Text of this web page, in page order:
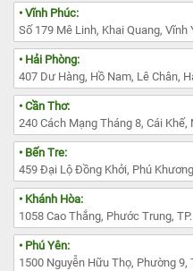
• Vĩnh Phúc:
Số 179 Mê Linh, Khai Quang, Vĩnh
• Hải Phòng:
407 Dư Hàng, Hồ Nam, Lê Chân,
• Cần Thơ:
240 Cách Mạng Tháng 8, Cái Khế,
• Bến Tre:
459 Đại Lộ Đồng Khởi, Phú
• Khánh Hòa:
1058 Cao Thắng, Phước Trung,
• Phú Yên:
1500 Nguyễn Hữu Thọ, Phường 9,